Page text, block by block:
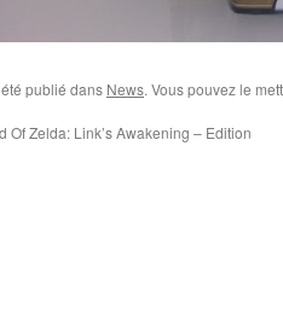
publié dans News. Vous pouvez le
Of Zelda: Link’s Awakening – Edition